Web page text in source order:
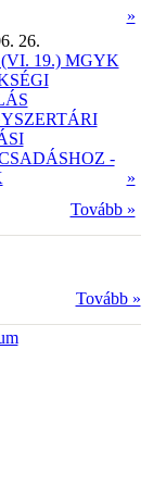
»
26.
(VI. 19.) MGYK
-
»
Tovább »
Tovább »